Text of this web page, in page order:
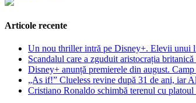
Articole recente
Un nou thriller intră pe Disney+. Elevii unui
Scandalul care a zguduit aristocrația
Disney+ anunță premierele din august.
„As if!” Clueless revine după 31 de ani, iar
Cristiano Ronaldo schimbă terenul cu